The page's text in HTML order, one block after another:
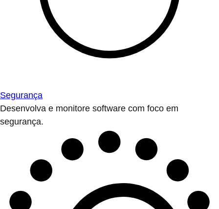
Segurança
Desenvolva e monitore software com foco em
segurança.